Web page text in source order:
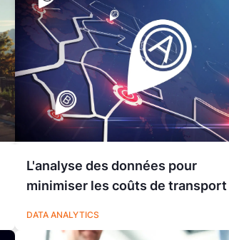
L'analyse des données pour
minimiser les coûts de transport
LOGISTIQUE
DATA ANALYTICS